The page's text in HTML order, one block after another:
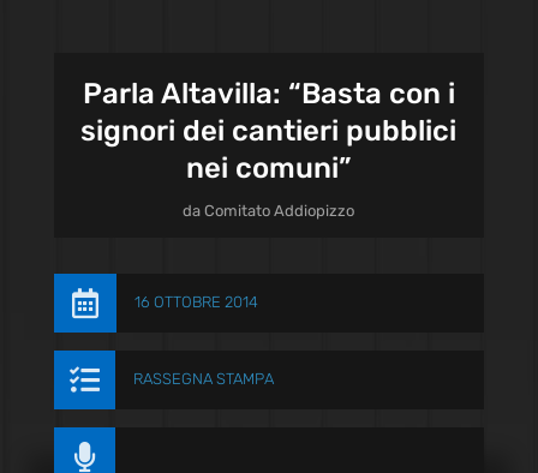
Parla Altavilla: “Basta con i
signori dei cantieri pubblici
nei comuni”
daComitato Addiopizzo
 16 OTTOBRE 2014
 RASSEGNA STAMPA
